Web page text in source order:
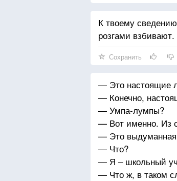
К твоему
розгами
Сохранить
— Это настоящие
— Конечно,
— Умпа-лумпы?
— Вот именно. Из
— Это выдуманная
— Что?
— Я – школьный
— Что ж, в таком